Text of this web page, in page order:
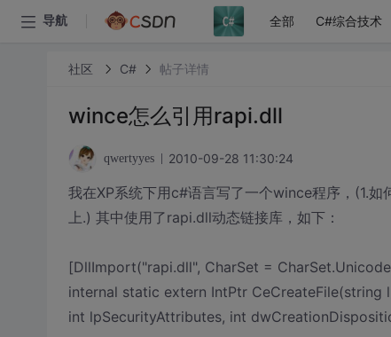
导航 全部 C#综合技术
社区 C# 帖子详情
wince怎么引用rapi.dll
qwertyyes 2010-09-28 11:30:24
我在XP系统下用c#语言写了一个wince程序，(1.
上.) 其中使用了rapi.dll动态链接库，如下：
[DllImport("rapi.dll", CharSet =
internal static extern IntPtr CeCreateFile(string
int lpSecurityAttributes, int